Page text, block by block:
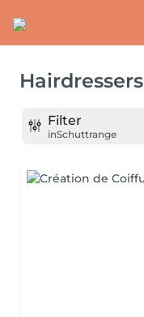
Hairdressers
Filter
inSchuttrange